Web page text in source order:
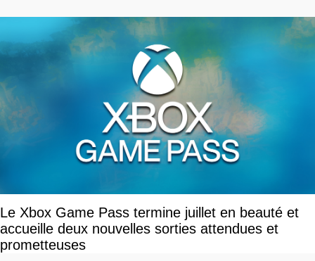
Le Xbox Game Pass termine juillet en beauté et
accueille deux nouvelles sorties attendues et
prometteuses